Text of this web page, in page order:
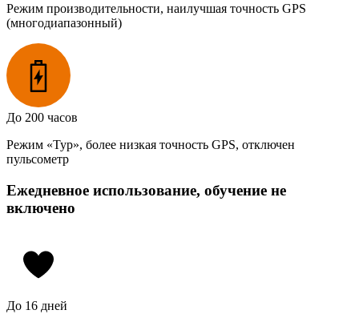
Режим производительности, наилучшая точность GPS
(многодиапазонный)
До 200 часов
Режим «Тур», более низкая точность GPS, отключен
пульсометр
Ежедневное использование, обучение не
включено
До 16 дней